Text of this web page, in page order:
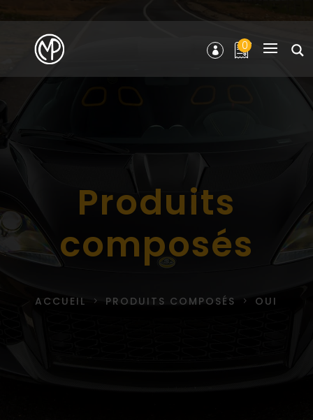
0
Produits
composés
ACCUEIL PRODUITS COMPOSÉS OUI